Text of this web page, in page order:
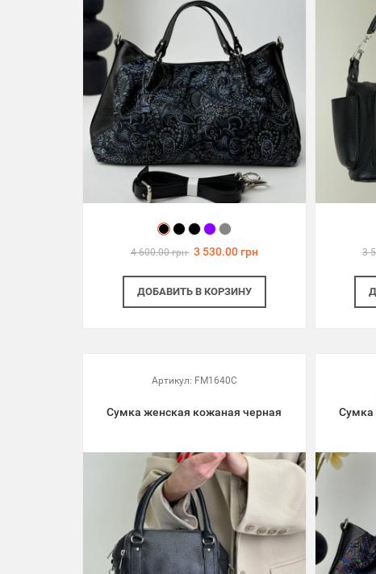
4 600.00 грн 3 530.00 грн
ДОБАВИТЬВ КОРЗИНУ
3
Артикул: FM1640C
Сумка женская кожаная черная Сумка